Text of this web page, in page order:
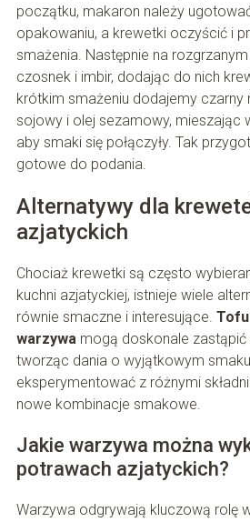
początku, makaron należy
opakowaniu, a krewetki oczyścić i
smażenia. Następnie na rozgrzanym
czosnek i imbir, dodając do nich
krótkim smażeniu dodajemy czarny
sojowy i olej sezamowy, mieszając
aby smaki się połączyły. Tak
gotowe do podania.
Alternatywy dla
azjatyckich
Chociaż krewetki są często
kuchni azjatyckiej, istnieje wiele
równie smaczne i interesujące. Tofu
warzywamogą doskonale
tworząc dania o wyjątkowym
eksperymentować z różnymi
nowe kombinacje smakowe.
Jakie warzywa można
potrawach azjatyckich?
Warzywa odgrywają kluczową rolę